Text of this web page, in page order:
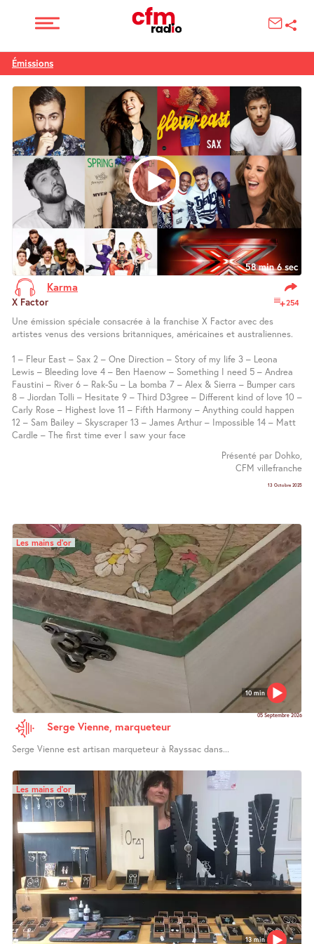
Émissions
58 min 6 sec
Karma
254
X Factor
Une émission spéciale consacrée à la franchise X Factor avec des
artistes venus des versions britanniques, américaines et australiennes.
1 – Fleur East – Sax 2 – One Direction – Story of my life 3 – Leona
Lewis – Bleeding love 4 – Ben Haenow – Something I need 5 – Andrea
Faustini – River 6 – Rak-Su – La bomba 7 – Alex & Sierra – Bumper cars
8 – Jiordan Tolli – Hesitate 9 – Third D3gree – Different kind of love 10 –
Carly Rose – Highest love 11 – Fifth Harmony – Anything could happen
12 – Sam Bailey – Skyscraper 13 – James Arthur – Impossible 14 – Matt
Cardle – The first time ever I saw your face
Présenté par Dohko,
CFM villefranche
13 Octobre 2025
10 min
Les mains d’or
05 Septembre 2026
Serge Vienne, marqueteur
Serge Vienne est artisan marqueteur à Rayssac dans...
13 min
Les mains d’or